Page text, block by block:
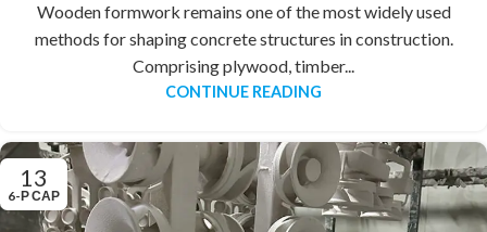
Wooden formwork remains one of the most widely used
methods for shaping concrete structures in construction.
Comprising plywood, timber...
CONTINUE READING
13
6-Р САР